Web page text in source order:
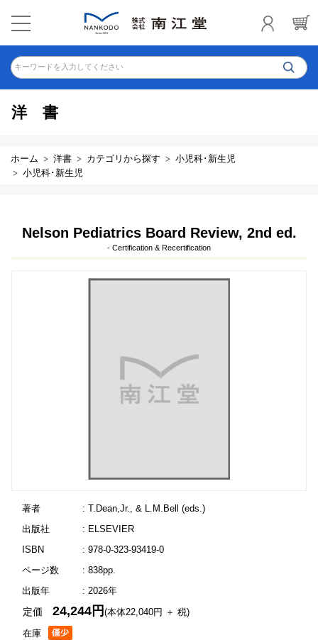
キーワードを入力してください
洋書
ホーム 洋書 カテゴリから探す
小児科･新生児
小児科･新生児
Nelson Pediatrics Board Review, 2nd ed.
- Certification & Recertification
著者
: T.Dean,Jr., & L.M.Bell (eds.)
出版社
: ELSEVIER
ISBN
: 978-0-323-93419-0
ページ数
: 838pp.
出版年
: 2026年
在庫
定価24,244円(本体22,040円 ＋ 税)